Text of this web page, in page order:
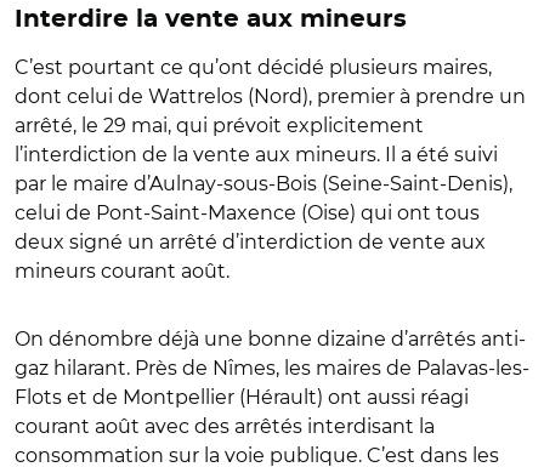
Interdire la vente aux mineurs
C’est pourtant ce qu’ont décidé plusieurs maires,
dont celui de Wattrelos (Nord), premier à prendre un
arrêté, le 29 mai, qui prévoit explicitement
l’interdiction de la vente aux mineurs. Il a été suivi
par le maire d’Aulnay-sous-Bois (Seine-Saint-Denis),
celui de Pont-Saint-Maxence (Oise) qui ont tous
deux signé un arrêté d’interdiction de vente aux
mineurs courant août.
On dénombre déjà une bonne dizaine d’arrêtés anti-
gaz hilarant. Près de Nîmes, les maires de Palavas-les-
Flots et de Montpellier (Hérault) ont aussi réagi
courant août avec des arrêtés interdisant la
consommation sur la voie publique. C’est dans les